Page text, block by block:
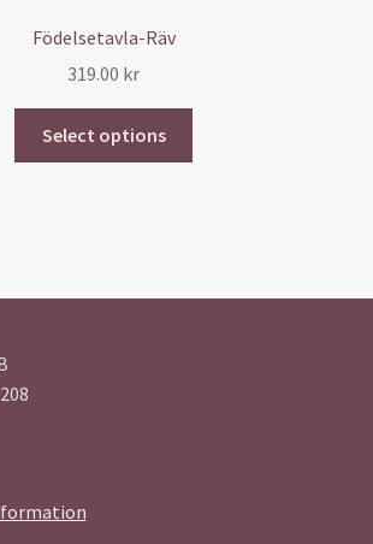
Födelsetavla-Räv
319.00 kr
Select options